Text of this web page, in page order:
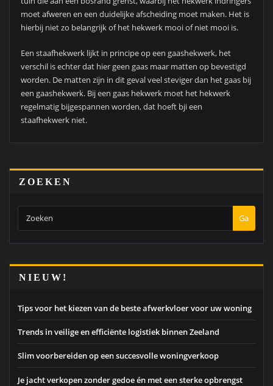
moet afweren en een duidelijke afscheiding moet maken. Het is
hierbij niet zo belangrijk of het hekwerk mooi of niet mooi is.
Een staafhekwerk lijkt in principe op een gaashekwerk, het
verschil is echter dat hier geen gaas maar matten op bevestigd
worden. De matten zijn in dit geval veel steviger dan het gaas bij
een gaashekwerk. Bij een gaas hekwerk moet het hekwerk
regelmatig bijgespannen worden, dat hoeft bji een
staafhekwerk niet.
ZOEKEN
Ga
NIEUW!
Tips voor het kiezen van de beste afwerkvloer voor uw woning
Trends in veilige en efficiënte logistiek binnen Zeeland
Slim voorbereiden op een succesvolle woningverkoop
Je jacht verkopen zonder gedoe én met een sterke opbrengst